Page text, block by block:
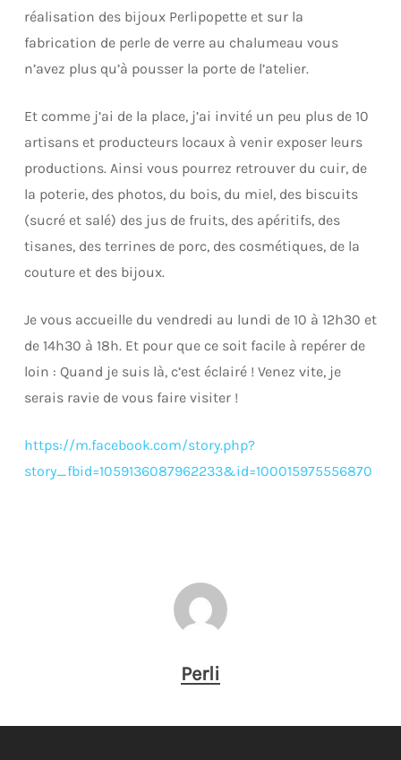
réalisation des bijoux Perlipopette et sur la
fabrication de perle de verre au chalumeau vous
n’avez plus qu’à pousser la porte de l’atelier.
Et comme j’ai de la place, j’ai invité un peu plus de 10
artisans et producteurs locaux à venir exposer leurs
productions. Ainsi vous pourrez retrouver du cuir, de
la poterie, des photos, du bois, du miel, des biscuits
(sucré et salé) des jus de fruits, des apéritifs, des
tisanes, des terrines de porc, des cosmétiques, de la
couture et des bijoux.
Je vous accueille du vendredi au lundi de 10 à 12h30 et
de 14h30 à 18h. Et pour que ce soit facile à repérer de
loin : Quand je suis là, c’est éclairé ! Venez vite, je
serais ravie de vous faire visiter !
https://m.facebook.com/story.php?
story_fbid=1059136087962233&id=100015975556870
Perli